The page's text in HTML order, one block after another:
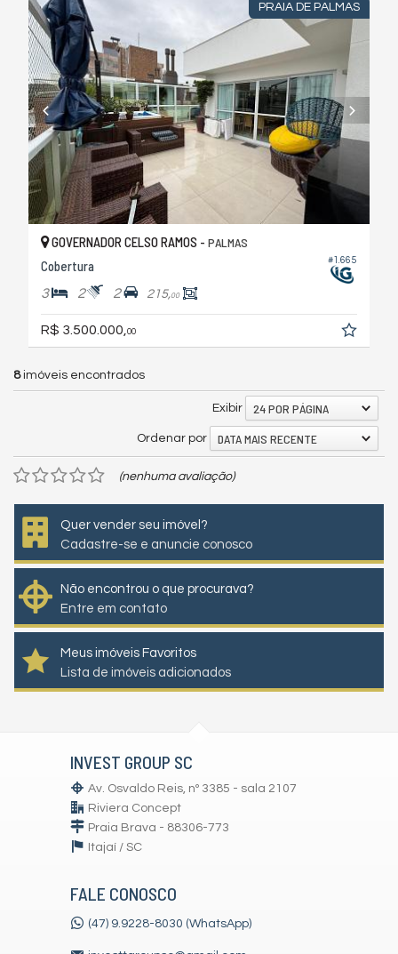
PRAIA DE PALMAS
#1.665
GOVERNADOR CELSO RAMOS - PALMAS
Cobertura
3 2 2 215,00
R$ 3.500.000, 00
8imóveis encontrados
Exibir 24 POR PÁGINA
Ordenar por DATA MAIS RECENTE
(nenhuma avaliação)
Quer vender seu imóvel?
Cadastre-se e anuncie conosco
Não encontrou o que procurava?
Entre em contato
Meus imóveis Favoritos
Lista de imóveis adicionados
INVEST GROUP SC
Av. Osvaldo Reis, nº 3385 - sala 2107
Riviera Concept
Praia Brava - 88306-773
Itajaí / SC
FALE CONOSCO
(47) 9.9228-8030 (WhatsApp)